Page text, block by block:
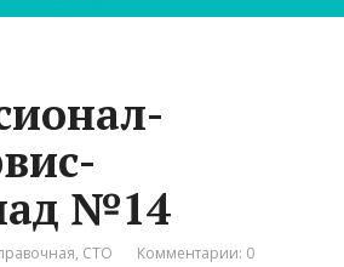
№14
, СТО Комментарии: 0